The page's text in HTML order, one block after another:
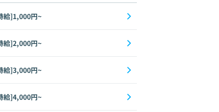
給]1,000円~
給]2,000円~
給]3,000円~
給]4,000円~